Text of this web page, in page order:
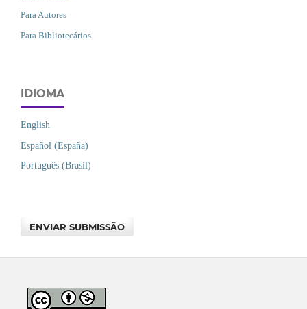
Para Autores
Para Bibliotecários
IDIOMA
English
Español (España)
Português (Brasil)
ENVIAR SUBMISSÃO